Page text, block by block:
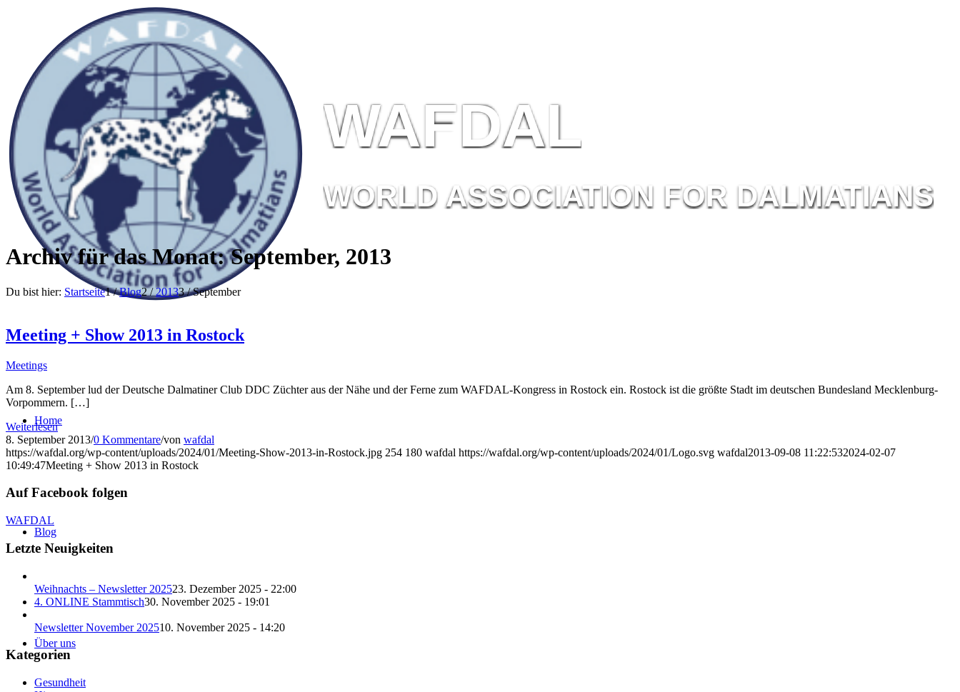
W AFDAL
WORL D ASSOC IATION FOR DALM ATIANS
Home
Blog
Über uns
Archiv für das Monat: September, 2013
Du bist hier: Startseite1 / Blog2 / 20133 / September
Meeting + Show 2013 in Rostock
Meetings
Am 8. September lud der Deutsche Dalmatiner Club DDC Züchter aus der Nähe und der Ferne zum WAFDAL-Kongress in Rostock ein. Rostock ist die größte Stadt im deutschen Bundesland Mecklenburg-
Vorpommern. […]
Weiterlesen
8. September 2013/0 Kommentare/von wafdal
https://wafdal.org/wp-content/uploads/2024/01/Meeting-Show-2013-in-Rostock.jpg 254 180 wafdal https://wafdal.org/wp-content/uploads/2024/01/Logo.svg wafdal2013-09-08 11:22:532024-02-07
10:49:47Meeting + Show 2013 in Rostock
Auf Facebook folgen
WAFDAL
Letzte Neuigkeiten
Weihnachts – Newsletter 202523. Dezember 2025 - 22:00
4. ONLINE Stammtisch30. November 2025 - 19:01
Newsletter November 202510. November 2025 - 14:20
Kategorien
Gesundheit